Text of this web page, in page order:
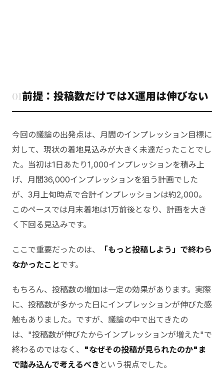
01前提：投稿数だけではX運用は伸びない
今回の議論の出発点は、月間のインプレッション目標に
対して、現状の着地見込みが大きく未達だったことでし
た。当初は1日あたり1,000インプレッションを積み上
げ、月間36,000インプレッションを狙う計画でした
が、3月上旬時点で合計インプレッションは約2,000。
このペースでは月末着地は1万前後となり、計画を大き
く下回る見込みです。
ここで重要だったのは、
「もっと投稿しよう」で終わら
なかったことです。
もちろん、投稿数の増加は一定の効果があります。実際
に、投稿数が多かった日にインプレッションが伸びた感
触もありました。ですが、議論の中で出てきたの
は、"投稿数が伸びたからインプレッションが増えた"で
終わるのではなく、 "なぜその投稿が見られたのか"ま
で踏み込んで考えるべき という視点でした。